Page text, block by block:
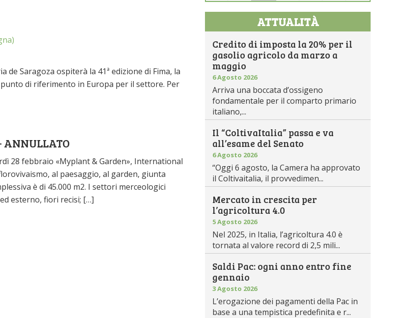
Saragoza ospiterà la 41ª edizione di Fima, la
di riferimento in Europa per il settore. Per
28 febbraio «Myplant & Garden», International
al paesaggio, al garden, giunta
è di 45.000 m2. I settori merceologici
esterno, fiori recisi; […]
ATTUALITÀ
Credito di imposta la 20% per il
gasolio agricolo da marzo a
maggio
6 Agosto 2026
Arriva una boccata d’ossigeno
fondamentale per il comparto primario
italiano,...
Il “ColtivaItalia” passa e va
all’esame del Senato
6 Agosto 2026
“Oggi 6 agosto, la Camera ha approvato
il Coltivaitalia, il provvedimen...
Mercato in crescita per
l’agricoltura 4.0
5 Agosto 2026
Nel 2025, in Italia, l’agricoltura 4.0 è
tornata al valore record di 2,5 mili...
Saldi Pac: ogni anno entro fine
gennaio
3 Agosto 2026
L’erogazione dei pagamenti della Pac in
base a una tempistica predefinita e r...